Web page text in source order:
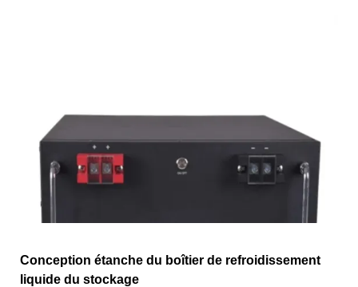
Conception étanche du boîtier de refroidissement
liquide du stockage